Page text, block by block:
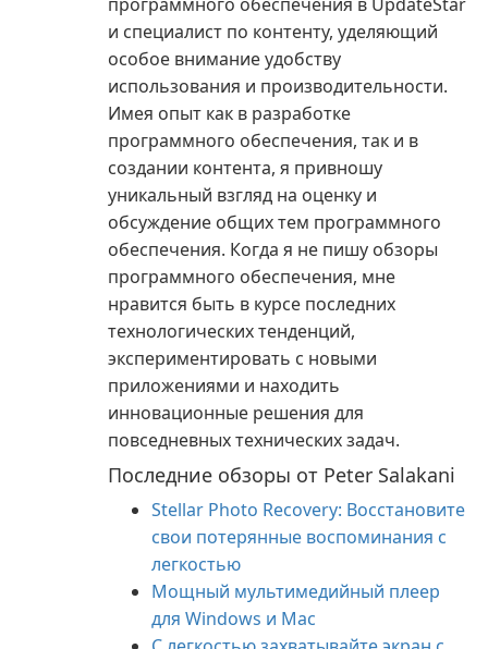
и специалист по контенту, уделяющий
особое внимание удобству
использования и производительности.
Имея опыт как в разработке
программного обеспечения, так и в
создании контента, я привношу
уникальный взгляд на оценку и
обсуждение общих тем программного
обеспечения. Когда я не пишу обзоры
программного обеспечения, мне
нравится быть в курсе последних
технологических тенденций,
экспериментировать с новыми
приложениями и находить
инновационные решения для
повседневных технических задач.
Последние обзоры от Peter Salakani
Stellar Photo Recovery: Восстановите
свои потерянные воспоминания с
легкостью
Мощный мультимедийный плеер
для Windows и Mac